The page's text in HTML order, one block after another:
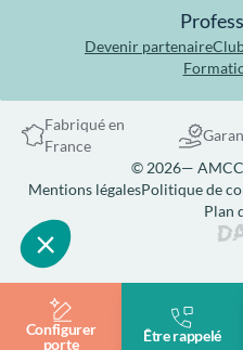
Devenir partenaire
Fabriqué en
France
© 2026—
Mentions légalesPolitique de
Plan
Configurer
porte
Être rappelé